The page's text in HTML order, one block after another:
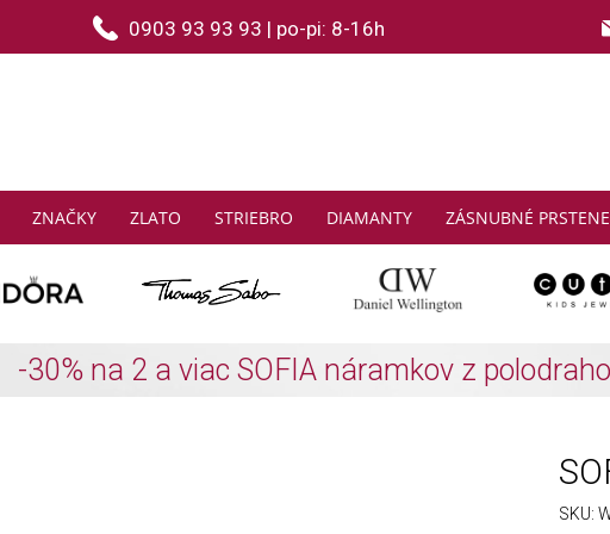
0903 93 93 93 | po-pi: 8-16h
ZNAČKY ZLATO STRIEBRO DIAMANTY ZÁSNUBNÉ PRSTENE
THOMAS SABO: Zbierajte a ušetrite
SKU: